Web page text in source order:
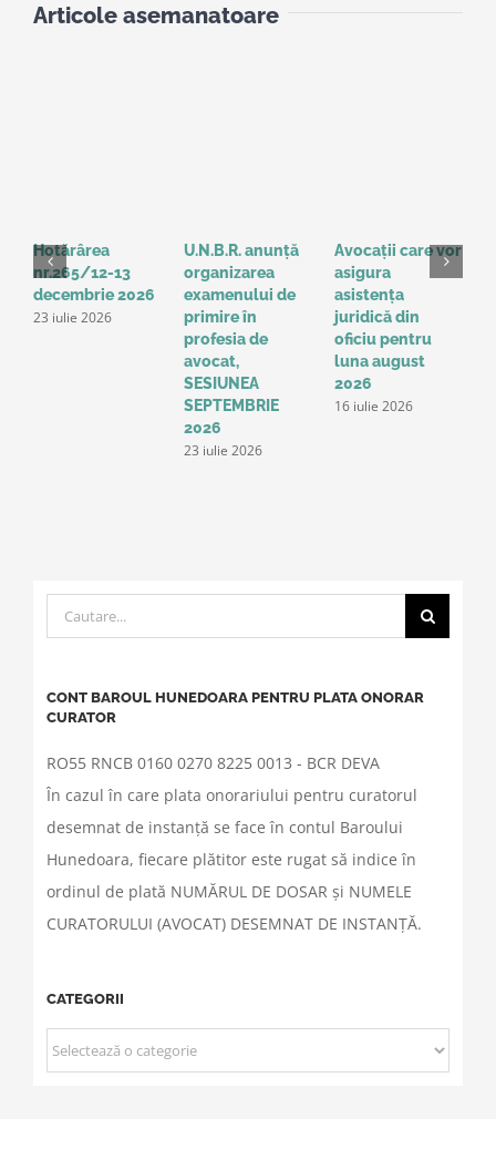
Articole asemanatoare
Hotărârea
nr.265/12-13
decembrie 2026
23 iulie 2026
U.N.B.R. anunță
organizarea
examenului de
primire în
profesia de
avocat,
SESIUNEA
SEPTEMBRIE
2026
23 iulie 2026
Avocații care vor
asigura
asistența
juridică din
oficiu pentru
luna august
2026
16 iulie 2026
Cautare...
CONT BAROUL HUNEDOARA PENTRU PLATA ONORAR
CURATOR
RO55 RNCB 0160 0270 8225 0013 - BCR DEVA
În cazul în care plata onorariului pentru curatorul
desemnat de instanță se face în contul Baroului
Hunedoara, fiecare plătitor este rugat să indice în
ordinul de plată NUMĂRUL DE DOSAR și NUMELE
CURATORULUI (AVOCAT) DESEMNAT DE INSTANȚĂ.
CATEGORII
CATEGORII